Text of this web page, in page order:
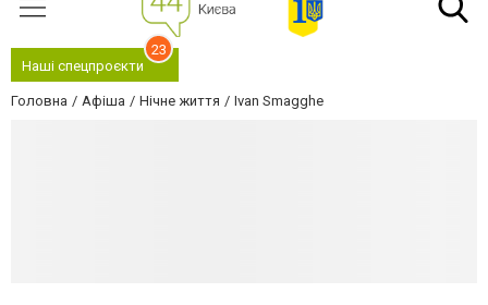
Наші спецпроєкти
23
Головна Афіша Нічне життя Ivan Smagghe